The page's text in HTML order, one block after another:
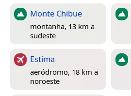
Monte Chibue
montanha, 13 km a
sudeste
Estima
aeródromo, 18 km a
noroeste